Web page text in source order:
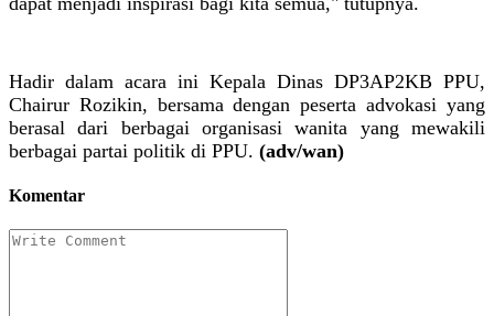
Hadir dalam acara ini Kepala Dinas DP3AP2KB PPU,
Chairur Rozikin, bersama dengan peserta advokasi yang
berasal dari berbagai organisasi wanita yang mewakili
berbagai partai politik di PPU. (adv/wan)
Komentar